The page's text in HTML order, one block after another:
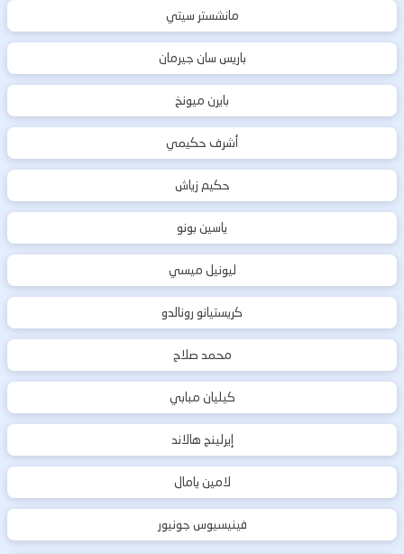
مانشستر سيتي
باريس سان جيرمان
بايرن ميونخ
أشرف حكيمي
حكيم زياش
ياسين بونو
ليونيل ميسي
كريستيانو رونالدو
محمد صلاح
كيليان مبابي
إيرلينج هالاند
لامين يامال
فينيسيوس جونيور